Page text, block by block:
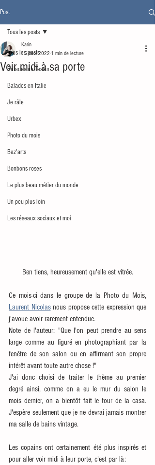
Post
Tous les posts
Balades au Tessin
Balades en Italie
Je râle
Urbex
Photo du mois
Baz'arts
Bonbons roses
Le plus beau métier du monde
Un peu plus loin
Les réseaux sociaux et moi
Tous les posts
Voir midi à sa porte
Karin
15 déc. 2022 1 min de lecture
Ben tiens, heureusement qu'elle est vitrée.
Laurent Nicolas nous propose cette expression que
j'avoue avoir rarement entendue.
Note de l'auteur: "Que l'on peut prendre au sens
large comme au figuré en photographiant par la
fenêtre de son salon ou en affirmant son propre
intérêt avant toute autre chose !"
J'ai donc choisi de traiter le thème au premier
degré ainsi, comme on a eu le mur du salon le
mois dernier, on a bientôt fait le tour de la casa.
J'espère seulement que je ne devrai jamais montrer
ma salle de bains vintage.
Les copains ont certainement été plus inspirés et
pour aller voir midi à leur porte, c'est par là: